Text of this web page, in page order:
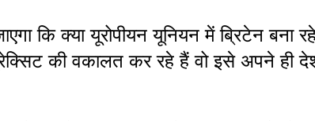
कि क्या यूरोपीयन यूनियन में ब्रिटेन बना
की वकालत कर रहे हैं वो इसे अपने ही